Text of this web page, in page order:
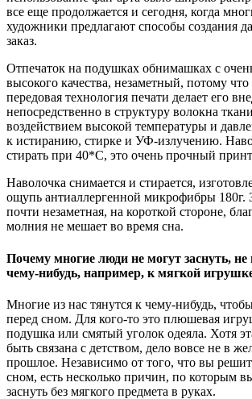
все еще продолжается и сегодня, когда
художники предлагают способы создания
заказ.
Отпечаток на подушках обнимашках с
высокого качества, незаметный, потому что
передовая технология печати делает его
непосредственно в структуру волокна
воздействием высокой температуры и
к истиранию, стирке и УФ-излучению.
стирать при 40*С, это очень прочный
Наволочка снимается и стирается,
ощупь антиаллергенной микрофибры 180г.
почти незаметная, на короткой стороне,
молния не мешает во время сна.
Почему многие люди не могут заснуть,
чему-нибудь, например, к мягкой
Многие из нас тянутся к чему-нибудь,
перед сном. Для кого-то это плюшевая
подушка или смятый уголок одеяла. Хотя
быть связана с детством, дело вовсе не в
прошлое. Независимо от того, что вы
сном, есть несколько причин, по которым
заснуть без мягкого предмета в руках.